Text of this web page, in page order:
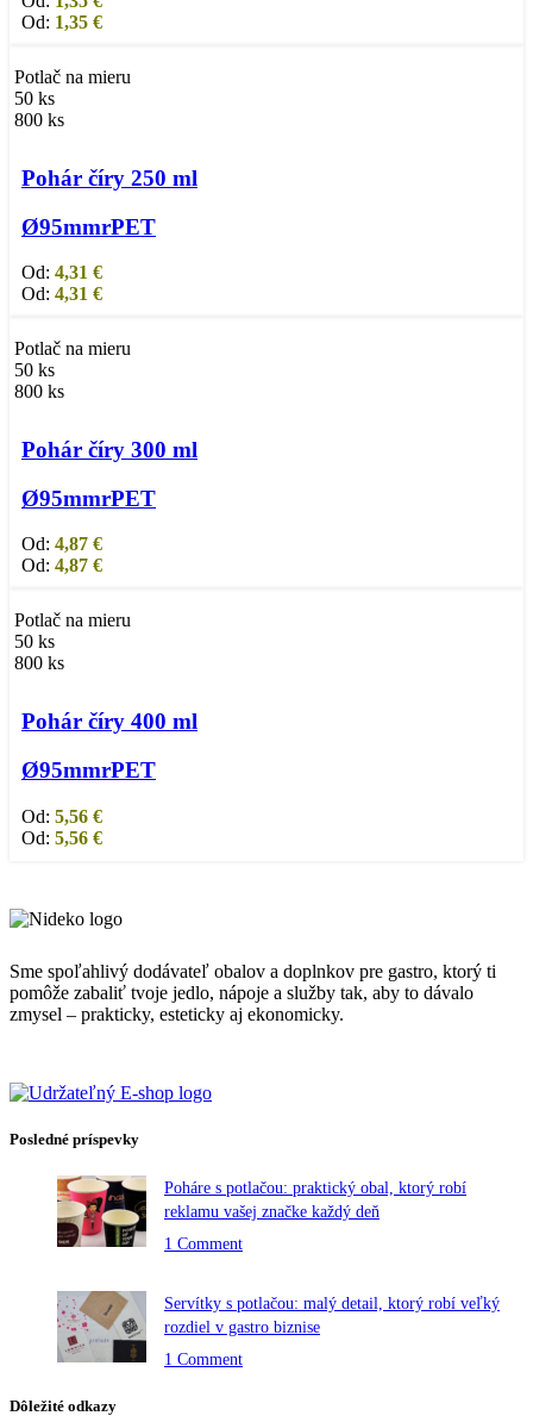
Od: 1,35 €
Potlač na mieru
50 ks
800 ks
Pohár číry 250 ml
Ø95mmrPET
Od: 4,31 €
Od: 4,31 €
Potlač na mieru
50 ks
800 ks
Pohár číry 300 ml
Ø95mmrPET
Od: 4,87 €
Od: 4,87 €
Potlač na mieru
50 ks
800 ks
Pohár číry 400 ml
Ø95mmrPET
Od: 5,56 €
Od: 5,56 €
Sme spoľahlivý dodávateľ obalov a doplnkov pre gastro, ktorý ti
pomôže zabaliť tvoje jedlo, nápoje a služby tak, aby to dávalo
zmysel – prakticky, esteticky aj ekonomicky.
Posledné príspevky
Poháre s potlačou: praktický obal, ktorý robí
reklamu vašej značke každý deň
1 Comment
Servítky s potlačou: malý detail, ktorý robí veľký
rozdiel v gastro biznise
1 Comment
Dôležité odkazy